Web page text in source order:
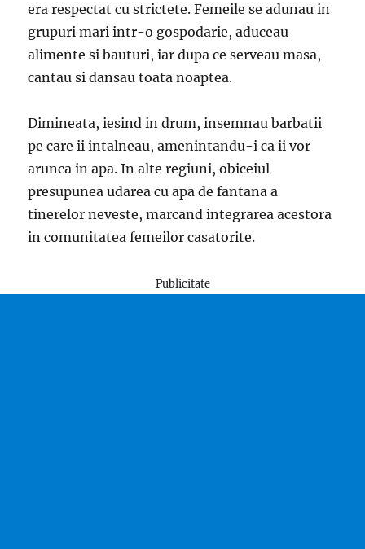
era respectat cu strictete. Femeile se adunau in
grupuri mari intr-o gospodarie, aduceau
alimente si bauturi, iar dupa ce serveau masa,
cantau si dansau toata noaptea.
Dimineata, iesind in drum, insemnau barbatii
pe care ii intalneau, amenintandu-i ca ii vor
arunca in apa. In alte regiuni, obiceiul
presupunea udarea cu apa de fantana a
tinerelor neveste, marcand integrarea acestora
in comunitatea femeilor casatorite.
Publicitate